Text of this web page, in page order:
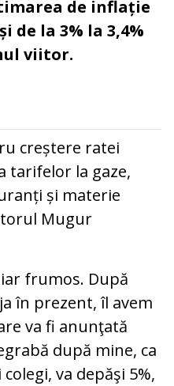
de inflație
de la 3% la 3,4%
viitor.
creștere ratei
tarifelor la gaze,
și materie
Mugur
frumos. După
în prezent, îl avem
va fi anunţată
după mine, ca
va depăşi 5%,